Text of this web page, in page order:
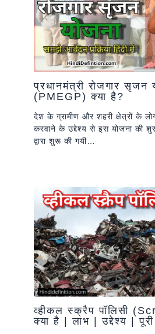
प्रधानमंत्री रोजगार सृजन
(PMEGP) क्या है?
देश के ग्रामीण और शहरी क्षेत्रों के
करवाने के उद्देश्य से इस योजना की
द्वारा शुरू की गयी…
व्हीकल स्क्रैप पॉलिसी
क्या है | लाभ | उद्देश्य | पूरी